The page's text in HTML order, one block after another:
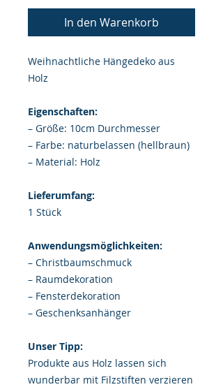
In den Warenkorb
Weihnachtliche Hängedeko aus
Holz
Eigenschaften:
– Größe: 10cm Durchmesser
– Farbe: naturbelassen (hellbraun)
– Material: Holz
Lieferumfang:
1 Stück
Anwendungsmöglichkeiten:
– Christbaumschmuck
– Raumdekoration
– Fensterdekoration
– Geschenksanhänger
Unser Tipp:
Produkte aus Holz lassen sich
wunderbar mit Filzstiften verzieren